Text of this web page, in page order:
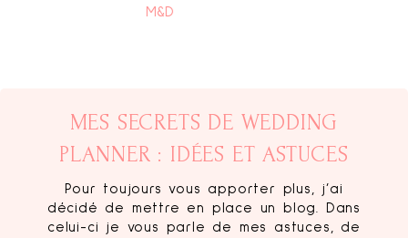
MES SECRETS DE WEDDING
PLANNER : IDÉES ET ASTUCES
Pour toujours vous apporter plus, j’ai
décidé de mettre en place un blog. Dans
celui-ci je vous parle de mes astuces, de